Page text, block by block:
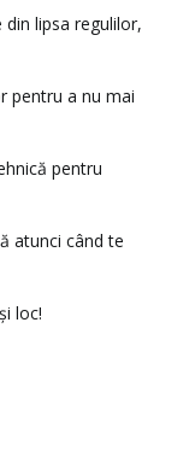
lipsa regulilor,
pentru a nu mai
pentru
atunci când te
loc!